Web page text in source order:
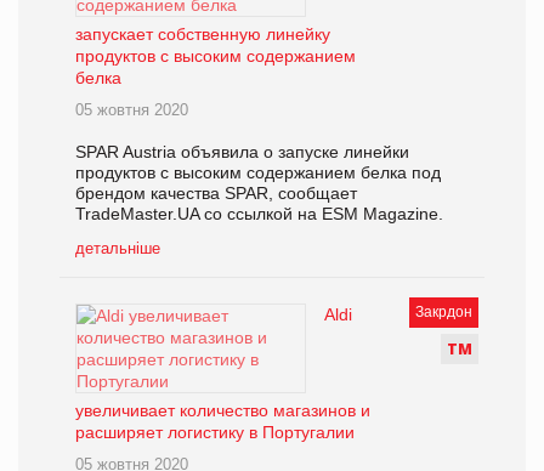
запускает собственную линейку
продуктов с высоким содержанием
белка
05 жовтня 2020
SPAR Austria объявила о запуске линейки
продуктов с высоким содержанием белка под
брендом качества SPAR, сообщает
TradeMaster.UA со ссылкой на ESM Magazine.
детальніше
Закрдон
ТМ
Aldi
увеличивает количество магазинов и
расширяет логистику в Португалии
05 жовтня 2020